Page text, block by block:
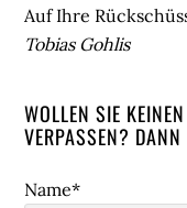
Auf Ihre
Tobias Gohlis
WOLLEN SIE
VERPASSEN?
Name*